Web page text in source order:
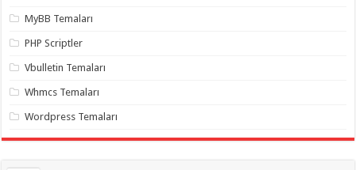
MyBB Temaları
PHP Scriptler
Vbulletin Temaları
Whmcs Temaları
Wordpress Temaları